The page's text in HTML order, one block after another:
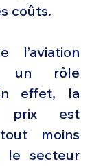
coûts.
l’aviation
un rôle
effet, la
prix est
moins
le secteur